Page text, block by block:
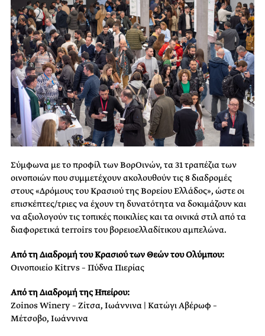
Σύμφωνα με το προφίλ των ΒορΟινών, τα 31 τραπέζια των
οινοποιών που συμμετέχουν ακολουθούν τις 8 διαδρομές
στους «Δρόμους του Κρασιού της Βορείου Ελλάδος», ώστε οι
επισκέπτες/τριες να έχουν τη δυνατότητα να δοκιμάζουν και
να αξιολογούν τις τοπικές ποικιλίες και τα οινικά στιλ από τα
διαφορετικά terroirs του βορειοελλαδίτικου αμπελώνα.
Από τη Διαδρομή του Κρασιού των Θεών του Ολύμπου:
Οινοποιείο Kitrvs – Πύδνα Πιερίας
Από τη Διαδρομή της Ηπείρου:
Zoinos Winery – Ζίτσα, Ιωάννινα | Κατώγι Αβέρωφ –
Μέτσοβο, Ιωάννινα